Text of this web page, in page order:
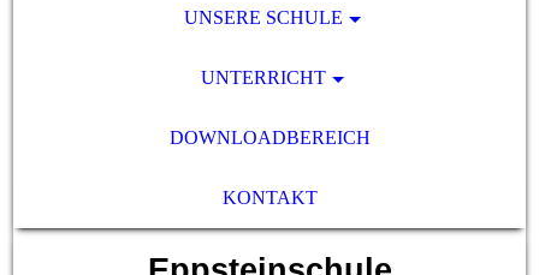
UNSERE SCHULE
UNTERRICHT
DOWNLOADBEREICH
KONTAKT